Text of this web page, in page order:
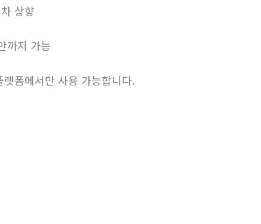
상향
까지 가능
폼에서만 사용 가능합니다.